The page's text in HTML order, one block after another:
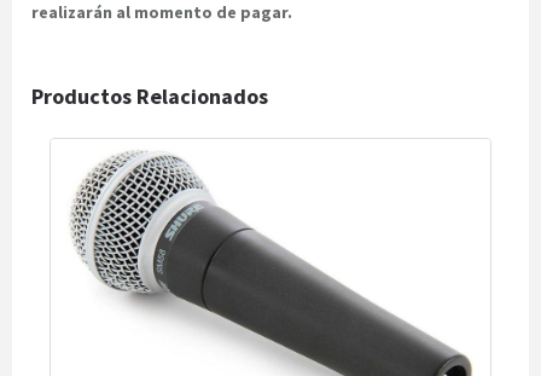
realizarán al momento de pagar.
Productos Relacionados